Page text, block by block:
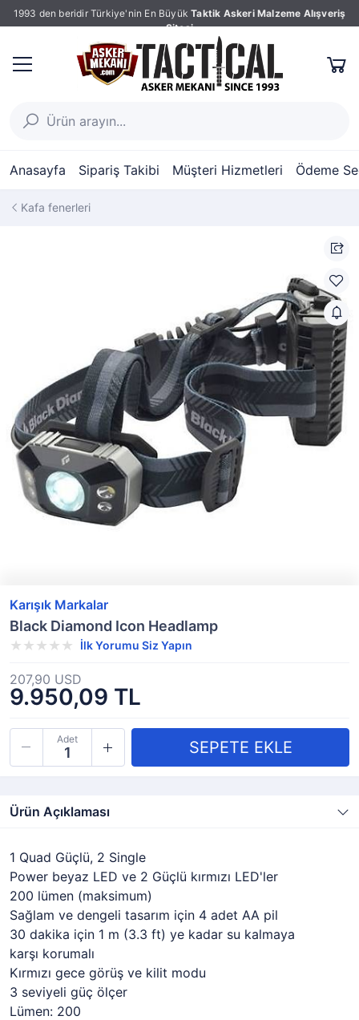
1993 den beridir Türkiye'nin En Büyük Taktik Askeri Malzeme Alışveriş
Sitesi
Anasayfa Sipariş Takibi Müşteri Hizmetleri Ödeme
Kafa fenerleri
Karışık Markalar
Black Diamond Icon Headlamp
İlk Yorumu Siz Yapın
9.950,09 TL
207,90 USD
Adet
Ürün Açıklaması
1 Quad Güçlü, 2 Single
Power beyaz LED ve 2 Güçlü kırmızı LED'ler
200 lümen (maksimum)
Sağlam ve dengeli tasarım için 4 adet AA pil
30 dakika için 1 m (3.3 ft) ye kadar su kalmaya
karşı korumalı
Kırmızı gece görüş ve kilit modu
3 seviyeli güç ölçer
Lümen: 200